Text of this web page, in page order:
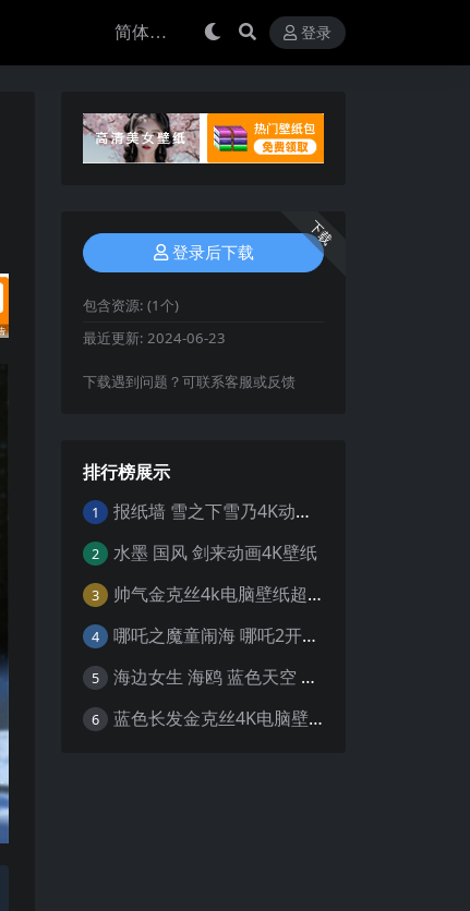
登录
下载
登录后下载
包含资源: (1个)
最近更新: 2024-06-23
下载遇到问题？可联系客服或反馈
排行榜展示
1 报纸墙 雪之下雪乃4K动漫壁纸
2 水墨 国风 剑来动画4K壁纸
3 帅气金克丝4k电脑壁纸超清
4 哪吒之魔童闹海 哪吒2开场4K壁纸
5 海边女生 海鸥 蓝色天空 4K壁纸
6 蓝色长发金克丝4K电脑壁纸